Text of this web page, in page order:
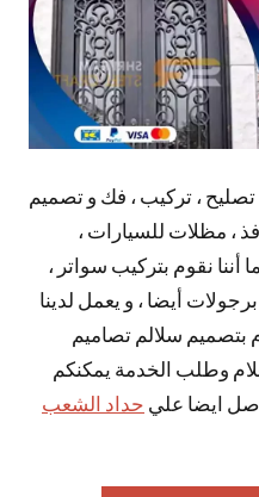
، تركيب ، فك و تصميم
، مظلات للسيارات ،
نقوم بتركيب سواتر ،
أيضا ، و يعمل لدينا
بتصميم سلالم تصاميم
وطلب الخدمة يمكنكم
ايضا علي حداد الشعب